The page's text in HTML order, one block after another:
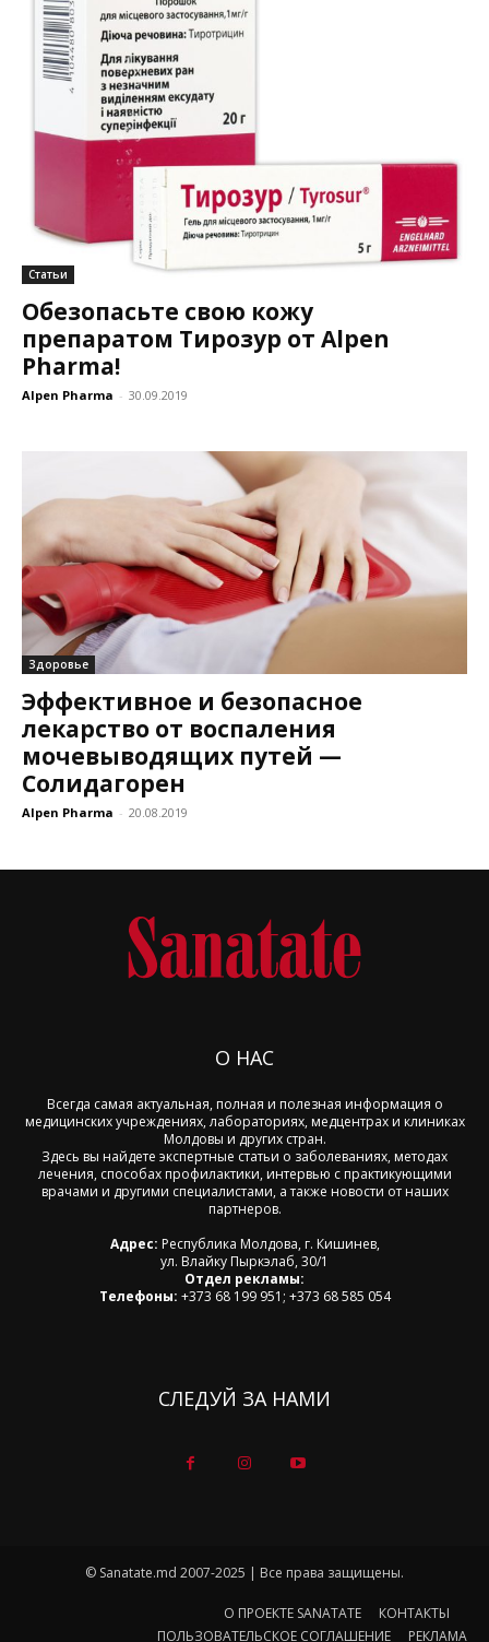
Статьи
Обезопасьте свою кожу
препаратом Тирозур от Alpen
Pharma!
Alpen Pharma - 30.09.2019
Здоровье
Эффективное и безопасное
лекарство от воспаления
мочевыводящих путей —
Солидагорен
Alpen Pharma - 20.08.2019
О НАС
Всегда самая актуальная, полная и полезная информация о
медицинских учреждениях, лабораториях, медцентрах и клиниках
Молдовы и других стран.
Здесь вы найдете экспертные статьи о заболеваниях, методах
лечения, способах профилактики, интервью с практикующими
врачами и другими специалистами, а также новости от наших
партнеров.
Адрес: Республика Молдова, г. Кишинев,
ул. Влайку Пыркэлаб, 30/1
Отдел рекламы:
Телефоны: +373 68 199 951; +373 68 585 054
СЛЕДУЙ ЗА НАМИ
© Sanatate.md 2007-2025 | Все права защищены.
О ПРОЕКТЕ SANATATE
КОНТАКТЫ
ПОЛЬЗОВАТЕЛЬСКОЕ СОГЛАШЕНИЕ
РЕКЛАМА